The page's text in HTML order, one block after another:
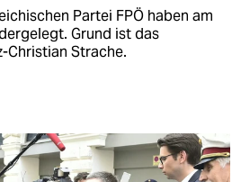
Partei FPÖ haben am
Grund ist das
Christian Strache.